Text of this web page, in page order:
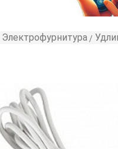
Электрофурнитура »